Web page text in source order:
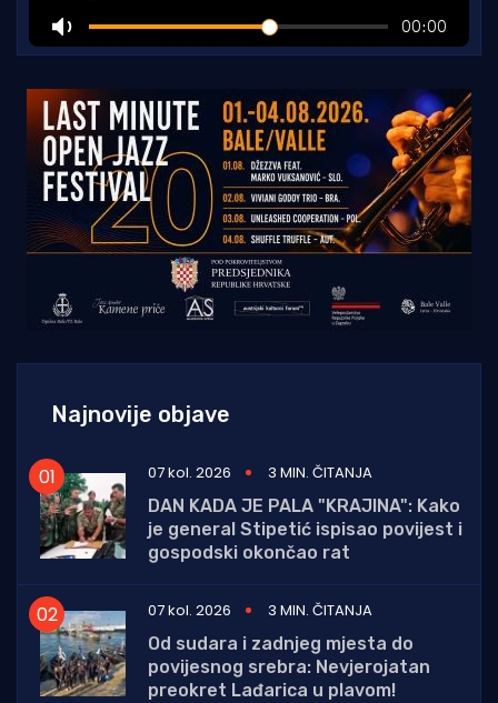
Najnovije objave
07 kol. 2026
3 MIN. ČITANJA
DAN KADA JE PALA "KRAJINA": Kako
je general Stipetić ispisao povijest i
gospodski okončao rat
07 kol. 2026
3 MIN. ČITANJA
Od sudara i zadnjeg mjesta do
povijesnog srebra: Nevjerojatan
preokret Lađarica u plavom!